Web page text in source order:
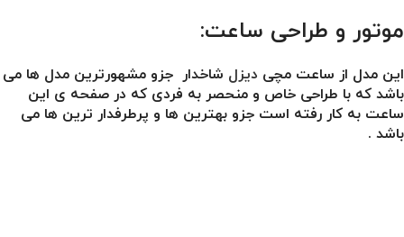
موتور و طراحی ساعت:
این مدل از ساعت مچی دیزل شاخدار جزو مشهورترین مدل ها می
باشد که با طراحی خاص و منحصر به فردی که در صفحه ی این
ساعت به کار رفته است جزو بهترین ها و پرطرفدار ترین ها می
باشد .